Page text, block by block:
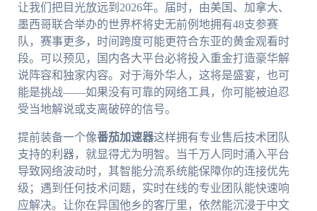
让我们把目光放远到2026年。届时，由美国、加拿大、
墨西哥联合举办的世界杯将史无前例地拥有48支参赛
队，赛事更多，时间跨度可能更符合东亚的黄金观看时
段。可以预见，国内各大平台必将投入重金打造豪华解
说阵容和独家内容。对于海外华人，这将是盛宴，也可
能是挑战——如果没有可靠的网络工具，你可能被迫忍
受当地解说或支离破碎的信号。
提前装备一个像番茄加速器这样拥有专业售后技术团队
支持的利器，就显得尤为明智。当千万人同时涌入平台
导致网络波动时，其智能分流系统能保障你的连接优先
级；遇到任何技术问题，实时在线的专业团队能快速响
应解决。让你在异国他乡的客厅里，依然能沉浸于中文